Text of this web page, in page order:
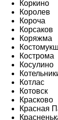
Коркино
Королев
Короча
Корсаков
Коряжма
Кострома
Косулино
Котлас
Котовск
Красково
Красная